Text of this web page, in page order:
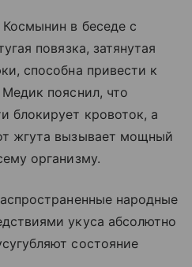
в беседе с
повязка, затянутая
способна привести к
пояснил, что
блокирует кровоток, а
жгута вызывает мощный
организму.
народные
укуса абсолютно
состояние